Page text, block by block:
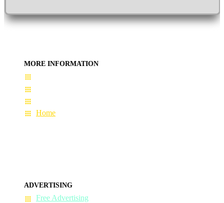
MORE INFORMATION
Home
ADVERTISING
Free Advertising